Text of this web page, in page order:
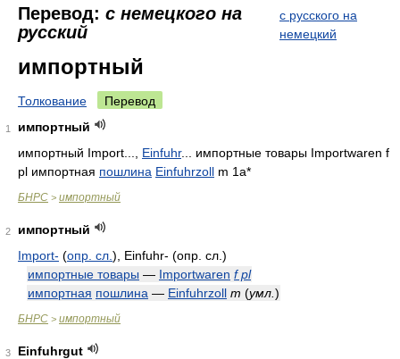
Перевод: с немецкого на
русский
с русского на
немецкий
импортный
Толкование Перевод
1
импортный
импортный Import..., Einfuhr... импортные товары Importwaren f
pl импортная пошлина Einfuhrzoll m 1a*
БНРС > импортный
2
импортный
Import- (опр. сл. ) , Einfuhr- (опр. сл.)
импортные товары — Importwaren f pl
импортная пошлина — Einfuhrzoll m (умл. )
БНРС > импортный
3
Einfuhrgut